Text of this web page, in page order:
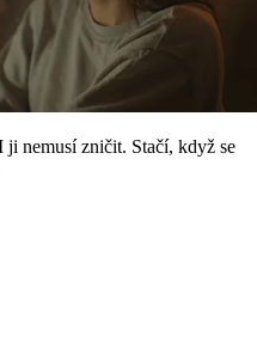
nemusí zničit. Stačí, když se